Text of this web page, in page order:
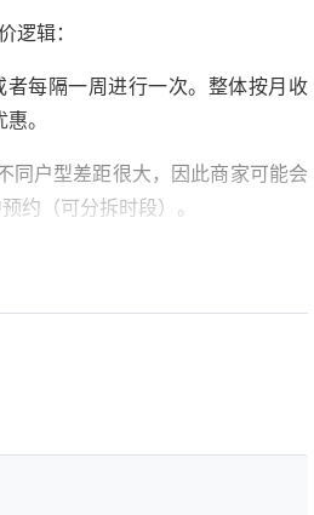
逻辑：
每隔一周进行一次。整体按月收
。
同户型差距很大，因此商家可能会
约（可分拆时段）。
、工厂车间，由固定的保洁人员在
用”进行整体结算。
案例，针对具体家庭和企业耗工
）
，月度保洁最为贴切。下面天均